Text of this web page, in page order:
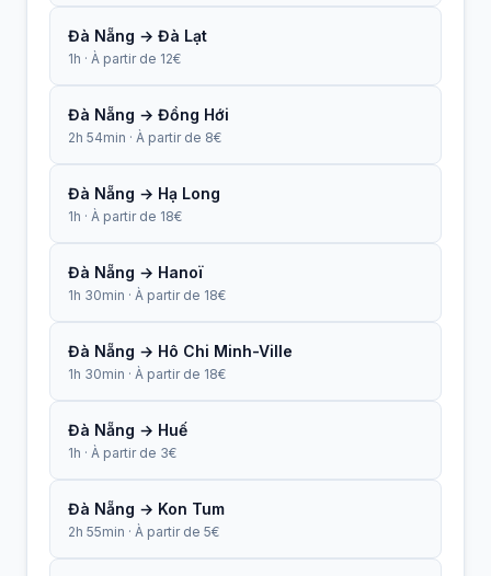
Đà Nẵng → Đà Lạt
1h · À partir de 12€
Đà Nẵng → Đồng Hới
2h 54min · À partir de 8€
Đà Nẵng → Hạ Long
1h · À partir de 18€
Đà Nẵng → Hanoï
1h 30min · À partir de 18€
Đà Nẵng → Hô Chi Minh-Ville
1h 30min · À partir de 18€
Đà Nẵng → Huế
1h · À partir de 3€
Đà Nẵng → Kon Tum
2h 55min · À partir de 5€